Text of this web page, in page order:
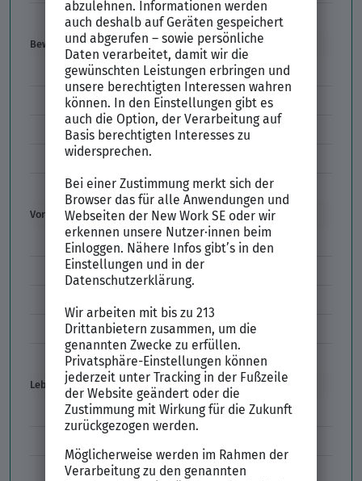
Gehaltswunsch
Bewerbung
E-Mail-Bewerbung
Anlagen und Zeugnisse
Initiativbewerbung
Interne Bewerbung
Empfehlungsschreiben
Vorstellungsgespräch
Vorstellungsgespräch Fragen
Schwächen im Vorstellungsgespräch
Vorbereitung Vorstellungsgespräch
Vorstellungsgespräch per Skype
Lebenslauf
Lebenslauf Aufbau und Inhalt
Lebenslauf Englisch Résumé